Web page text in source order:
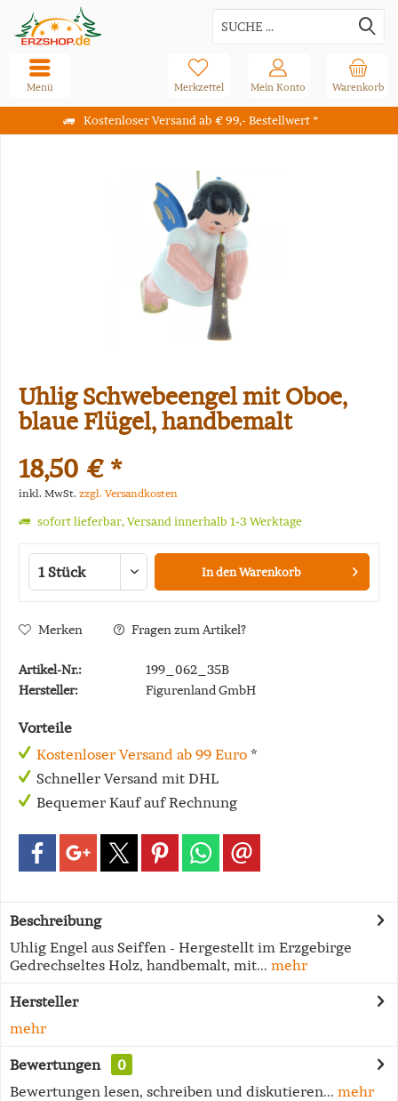
Kostenloser Versand ab € 99,- Bestellwert *
Warenkorb
Merkzettel Mein Konto
Menü
Uhlig Schwebeengel mit Oboe,
blaue Flügel, handbemalt
18,50 € *
inkl. MwSt. zzgl. Versandkosten
sofort lieferbar, Versand innerhalb 1-3 Werktage
In denWarenkorb
Merken Fragen zum Artikel?
Artikel-Nr.:
199_062_35B
Hersteller:
Figurenland GmbH
Vorteile
Kostenloser Versand ab 99 Euro *
Schneller Versand mit DHL
Bequemer Kauf auf Rechnung
Beschreibung
Uhlig Engel aus Seiffen - Hergestellt im Erzgebirge
Gedrechseltes Holz, handbemalt, mit... mehr
Hersteller
mehr
Bewertungen
0
Bewertungen lesen, schreiben und diskutieren... mehr